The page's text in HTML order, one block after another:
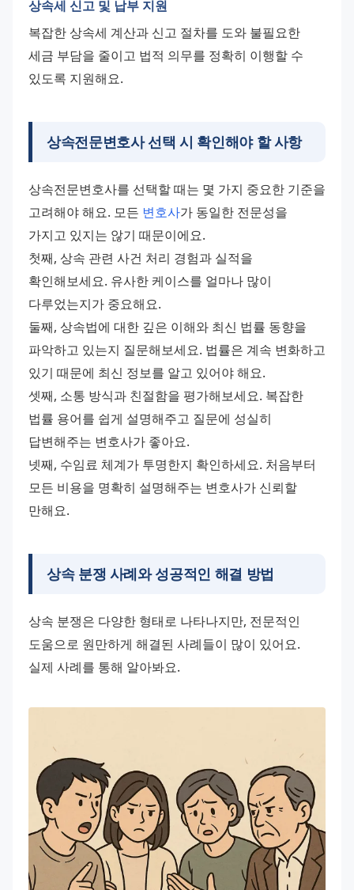
상속세 신고 및 납부 지원
복잡한 상속세 계산과 신고 절차를 도와 불필요한
세금 부담을 줄이고 법적 의무를 정확히 이행할 수
있도록 지원해요.
상속전문변호사 선택 시 확인해야 할 사항
상속전문변호사를 선택할 때는 몇 가지 중요한 기준을
고려해야 해요. 모든 변호사가 동일한 전문성을
가지고 있지는 않기 때문이에요.
첫째, 상속 관련 사건 처리 경험과 실적을
확인해보세요. 유사한 케이스를 얼마나 많이
다루었는지가 중요해요.
둘째, 상속법에 대한 깊은 이해와 최신 법률 동향을
파악하고 있는지 질문해보세요. 법률은 계속 변화하고
있기 때문에 최신 정보를 알고 있어야 해요.
셋째, 소통 방식과 친절함을 평가해보세요. 복잡한
법률 용어를 쉽게 설명해주고 질문에 성실히
답변해주는 변호사가 좋아요.
넷째, 수임료 체계가 투명한지 확인하세요. 처음부터
모든 비용을 명확히 설명해주는 변호사가 신뢰할
만해요.
상속 분쟁 사례와 성공적인 해결 방법
상속 분쟁은 다양한 형태로 나타나지만, 전문적인
도움으로 원만하게 해결된 사례들이 많이 있어요.
실제 사례를 통해 알아봐요.